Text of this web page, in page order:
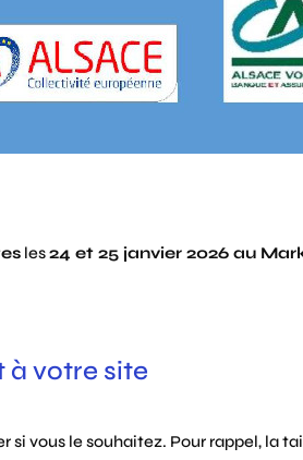
les24 et 25 janvier 2026 au
à votre site
vous le souhaitez. Pour rappel, la